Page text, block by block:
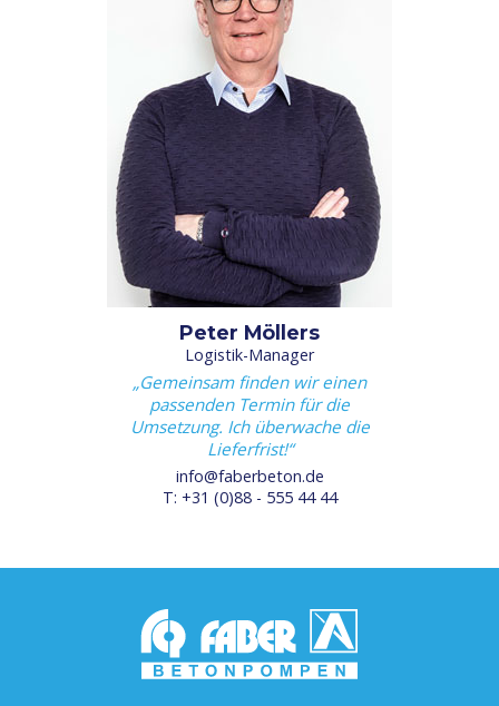
Peter Möllers
Logistik-Manager
Gemeinsam finden wir einen
passenden Termin für die
Umsetzung. Ich überwache die
Lieferfrist!
info@faberbeton.de
T: +31 (0)88 - 555 44 44